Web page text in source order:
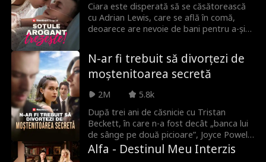
Ciara este disperată să se căsătorească
cu Adrian Lewis, care se află în comă,
deoarece are nevoie de bani pentru a-și
alegerea ei până când Adrian se trezește,
spre surprinderea tuturor, și se
îndrăgostește de Ciara.
N-ar fi trebuit să divorțezi de
moștenitoarea secretă
2M
5.8k
După trei ani de căsnicie cu Tristan
Beckett, în care n-a fost decât „banca lui
de sânge pe două picioare”, Joyce Powell
decide, în sfârșit, să pună capăt
Alfa - Destinul Meu Interzis